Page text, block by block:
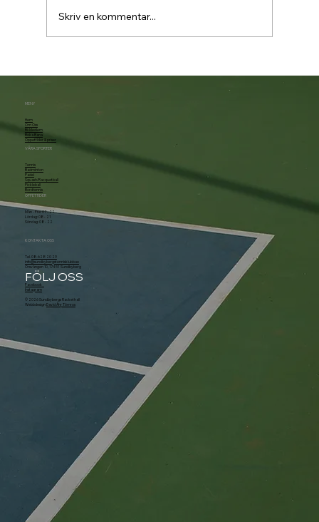
Skriv en kommentar...
MENY
Hem
Om Oss
Bli Medlem
Boka Bana
Öppettider & priser
VÅRA SPORTER
Tennis
Badminton
Padel
Squash/Racquetball
Pickleball
Bordtennis
ÖPPETTIDER
Mån - Fre: 07 - 22
Lördag: 08 - 21
Söndag: 08 - 22
KONTAKTA OSS
Tel. 08-628 20 29
info@sundbybergstennisklubb.se
Örsvängen 10, 174 51 Sundbyberg
FÖLJ OSS
Facebook
Instagram
© 2026 Sundbybergs Rackethall
WebbdesignDavid Åhr Törnros